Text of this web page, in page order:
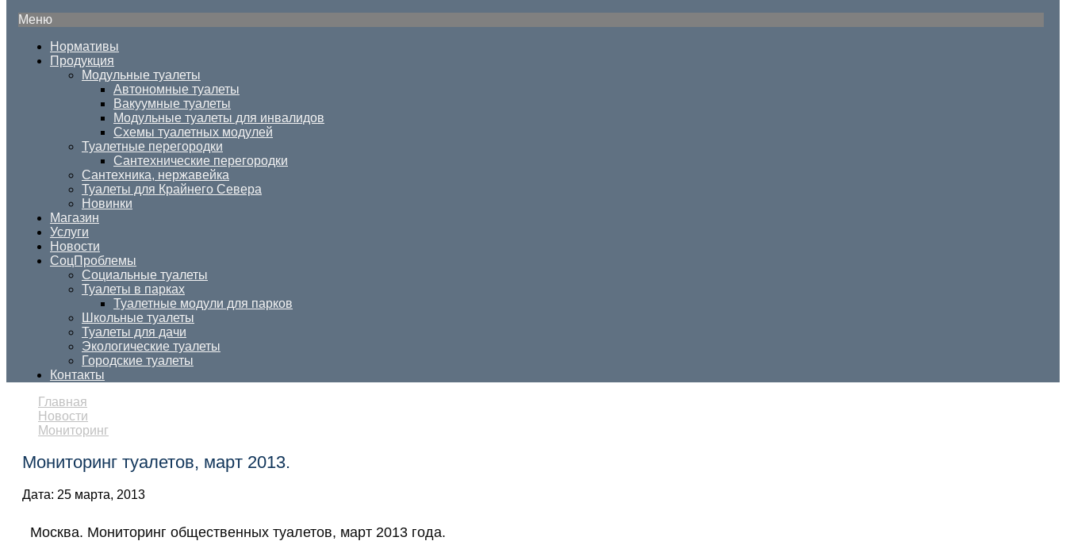
Меню
Нормативы
Продукция
Модульные туалеты
Автономные туалеты
Вакуумные туалеты
Модульные туалеты для инвалидов
Схемы туалетных модулей
Туалетные перегородки
Сантехнические перегородки
Сантехника, нержавейка
Туалеты для Крайнего Севера
Новинки
Магазин
Услуги
Новости
СоцПроблемы
Социальные туалеты
Туалеты в парках
Туалетные модули для парков
Школьные туалеты
Туалеты для дачи
Экологические туалеты
Городские туалеты
Контакты
Главная
Новости
Мониторинг
Мониторинг туалетов, март 2013.
Дата: 25 марта, 2013
Москва. Мониторинг общественных туалетов, март 2013 года.